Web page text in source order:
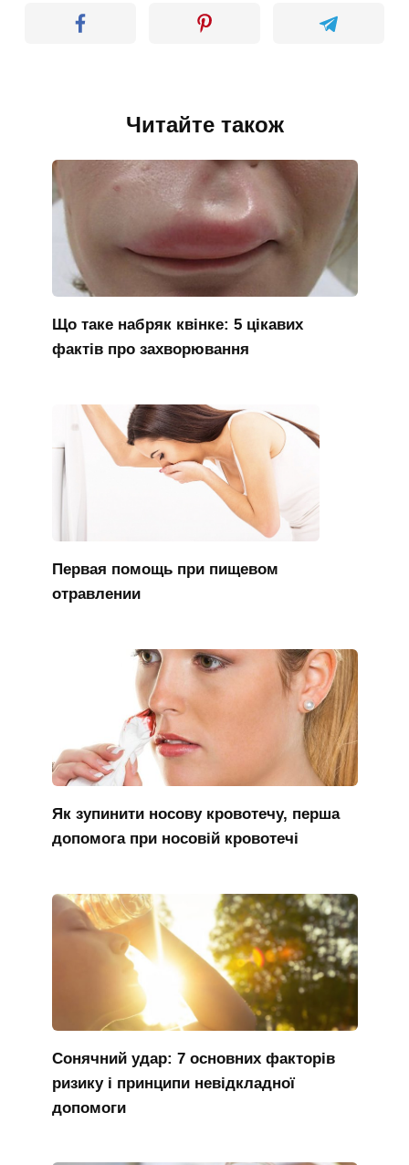
Читайте також
Що таке набряк квінке: 5 цікавих
фактів про захворювання
Первая помощь при пищевом
отравлении
Як зупинити носову кровотечу, перша
допомога при носовій кровотечі
Сонячний удар: 7 основних факторів
ризику і принципи невідкладної
допомоги